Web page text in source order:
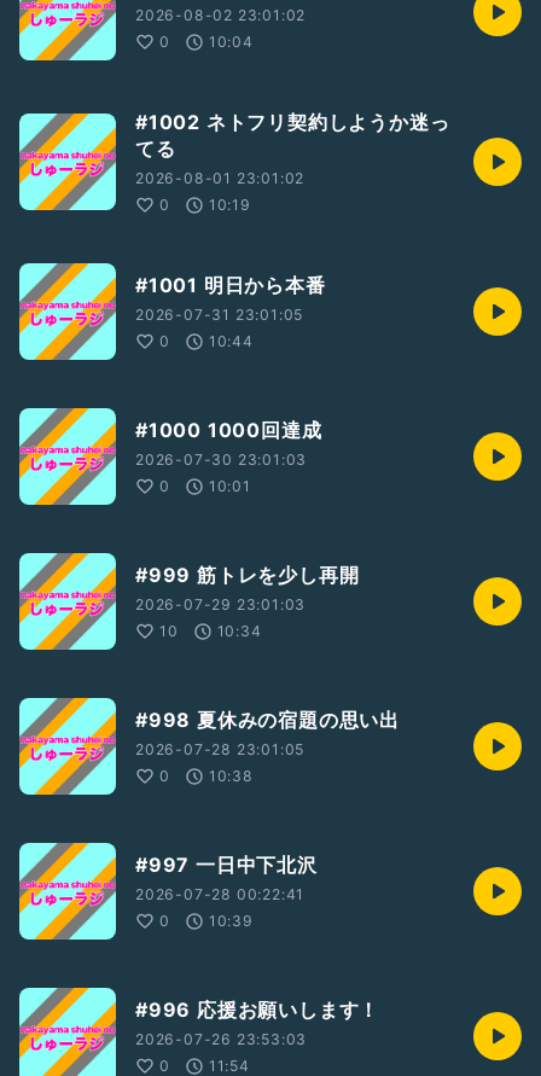
2026-08-02 23:01:02
0
10:04
#1002 ネトフリ契約しようか迷っ
てる
2026-08-01 23:01:02
0
10:19
#1001 明日から本番
2026-07-31 23:01:05
0
10:44
#1000 1000回達成
2026-07-30 23:01:03
0
10:01
#999 筋トレを少し再開
2026-07-29 23:01:03
10
10:34
#998 夏休みの宿題の思い出
2026-07-28 23:01:05
0
10:38
#997 一日中下北沢
2026-07-28 00:22:41
0
10:39
#996 応援お願いします！
2026-07-26 23:53:03
0
11:54